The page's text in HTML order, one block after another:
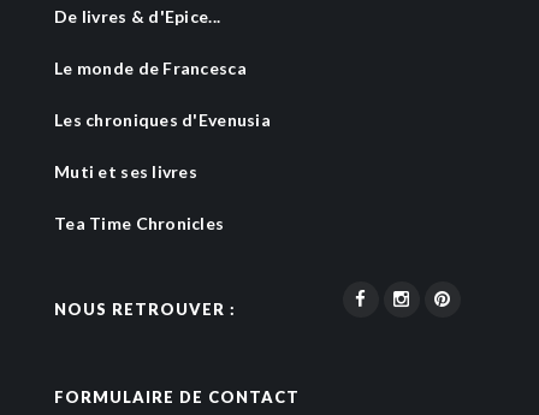
De livres & d'Epice...
Le monde de Francesca
Les chroniques d'Evenusia
Muti et ses livres
Tea Time Chronicles
NOUS RETROUVER :
FORMULAIRE DE CONTACT